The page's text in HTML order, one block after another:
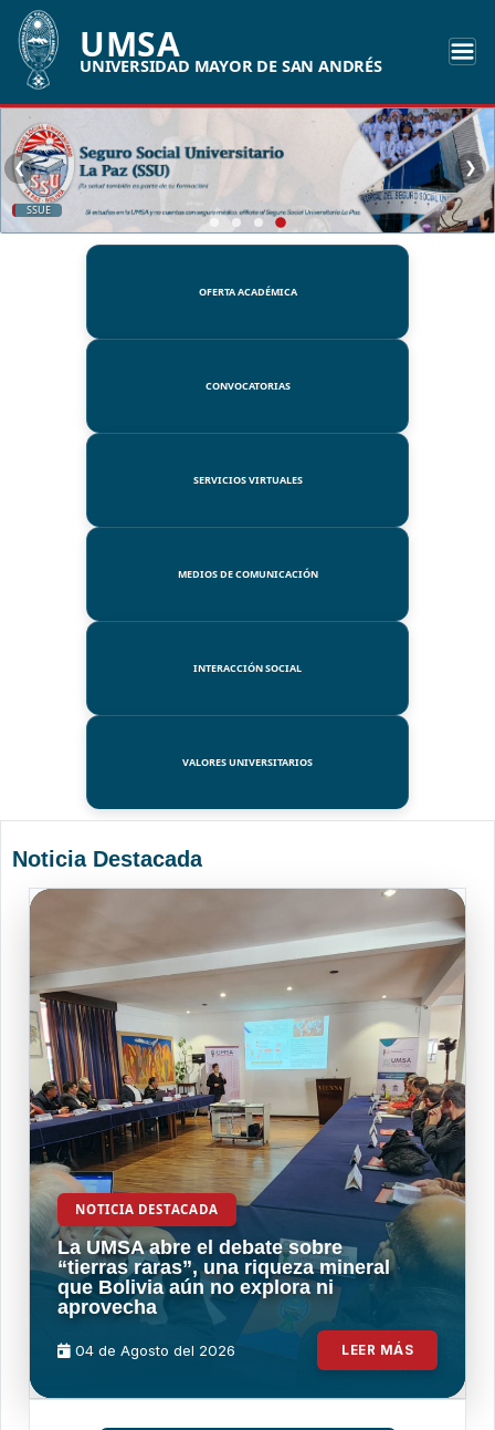
UMSA
UNIVERSIDAD MAYOR DE SAN ANDRÉS
SSUE
❮ ❯
OFERTA ACADÉMICA
CONVOCATORIAS
SERVICIOS VIRTUALES
MEDIOS DE COMUNICACIÓN
INTERACCIÓN SOCIAL
VALORES UNIVERSITARIOS
Noticia Destacada
NOTICIA DESTACADA
La UMSA abre el debate sobre
“tierras raras”, una riqueza mineral
que Bolivia aún no explora ni
aprovecha
04 de Agosto del 2026 LEER MÁS